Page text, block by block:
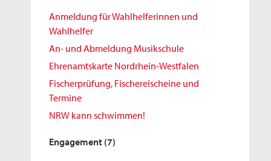
Anmeldung für Wahlhelferinnen und
Wahlhelfer
An- und Abmeldung Musikschule
Ehrenamtskarte Nordrhein-Westfalen
Fischerprüfung, Fischereischeine und
Termine
NRW kann schwimmen!
Engagement (7)